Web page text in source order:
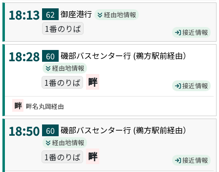
18:13 62 御座港行 経由地情報
1番のりば 接近情報
18:28 60 磯部バスセンター行 (鵜方駅前経由）
経由地情報
1番のりば 畔 接近情報
畔 畔名丸岡経由
18:50 60 磯部バスセンター行 (鵜方駅前経由）
経由地情報
1番のりば 畔 接近情報